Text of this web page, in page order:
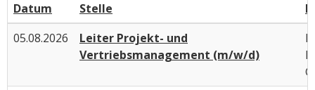
Datum Stelle
05.08.2026
Leiter Projekt- und
Vertriebsmanagement (m/w/d)